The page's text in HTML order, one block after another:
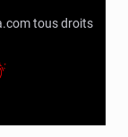
tous droits